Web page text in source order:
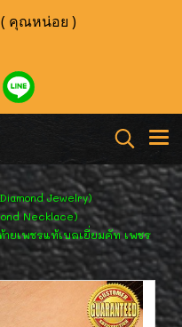
( คุณหน่อย )
Jewelry)
Necklace)
ยเพชรแท้เบลเยี่ยมคัท เพชร